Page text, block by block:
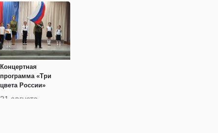
Концертная
программа «Три
цвета России»
21 августа